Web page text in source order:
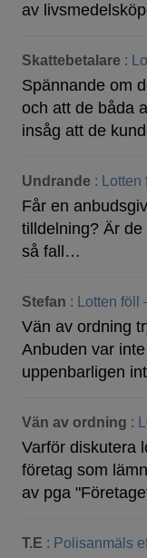
av
Skattebetalare :
Spännande om
och att de båda
insåg att de
Undrande : Lotten
Får en
tilldelning? Är
så fall…
Stefan : Lotten föll
Vän av ordning
Anbuden var
uppenbarligen
Vän av ordning :
Varför diskutera
företag som
av pga
T.E : Polisanmäls